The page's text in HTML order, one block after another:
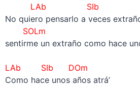
LAb SIb
No quiero pensarlo a veces
SOLm
sentirme un extraño como hace
LAb SIb DOm
Como hace unos años atrá’